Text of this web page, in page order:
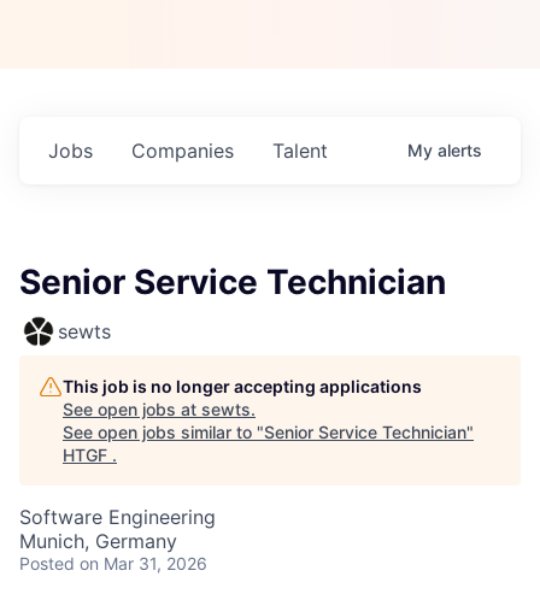
Jobs Companies Talent My alerts
Senior Service Technician
sewts
This job is no longer accepting applications
See open jobs at sewts.
See open jobs similar to "Senior Service Technician"
HTGF .
Software Engineering
Munich, Germany
Posted on Mar 31, 2026